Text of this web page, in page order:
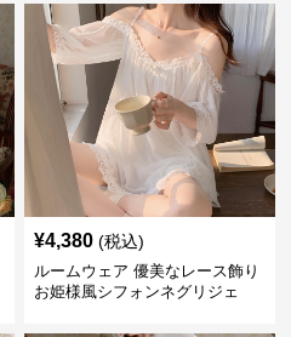
¥4,380 (税込)
ルームウェア 優美なレース飾り
お姫様風シフォンネグリジェ